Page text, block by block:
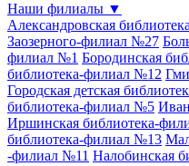
Наши филиалы ▼
Александровская
Заозерного-филиал №27
филиал №1 Бородинская
библиотека-филиал №12
Городская детская
библиотека-филиал №5
Иршинская библиотека-
библиотека-филиал №13
-филиал №11 Налобинская